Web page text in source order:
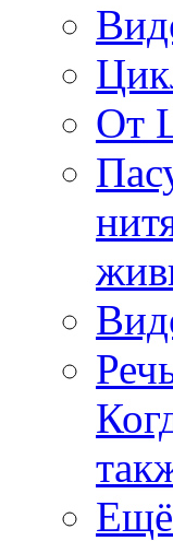
От
Ещё